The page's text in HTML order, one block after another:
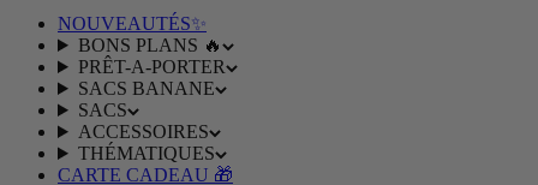
NOUVEAUTÉS✨
BONS PLANS 🔥
PRÊT-A-PORTER
SACS BANANE
SACS
ACCESSOIRES
THÉMATIQUES
CARTE CADEAU 🎁